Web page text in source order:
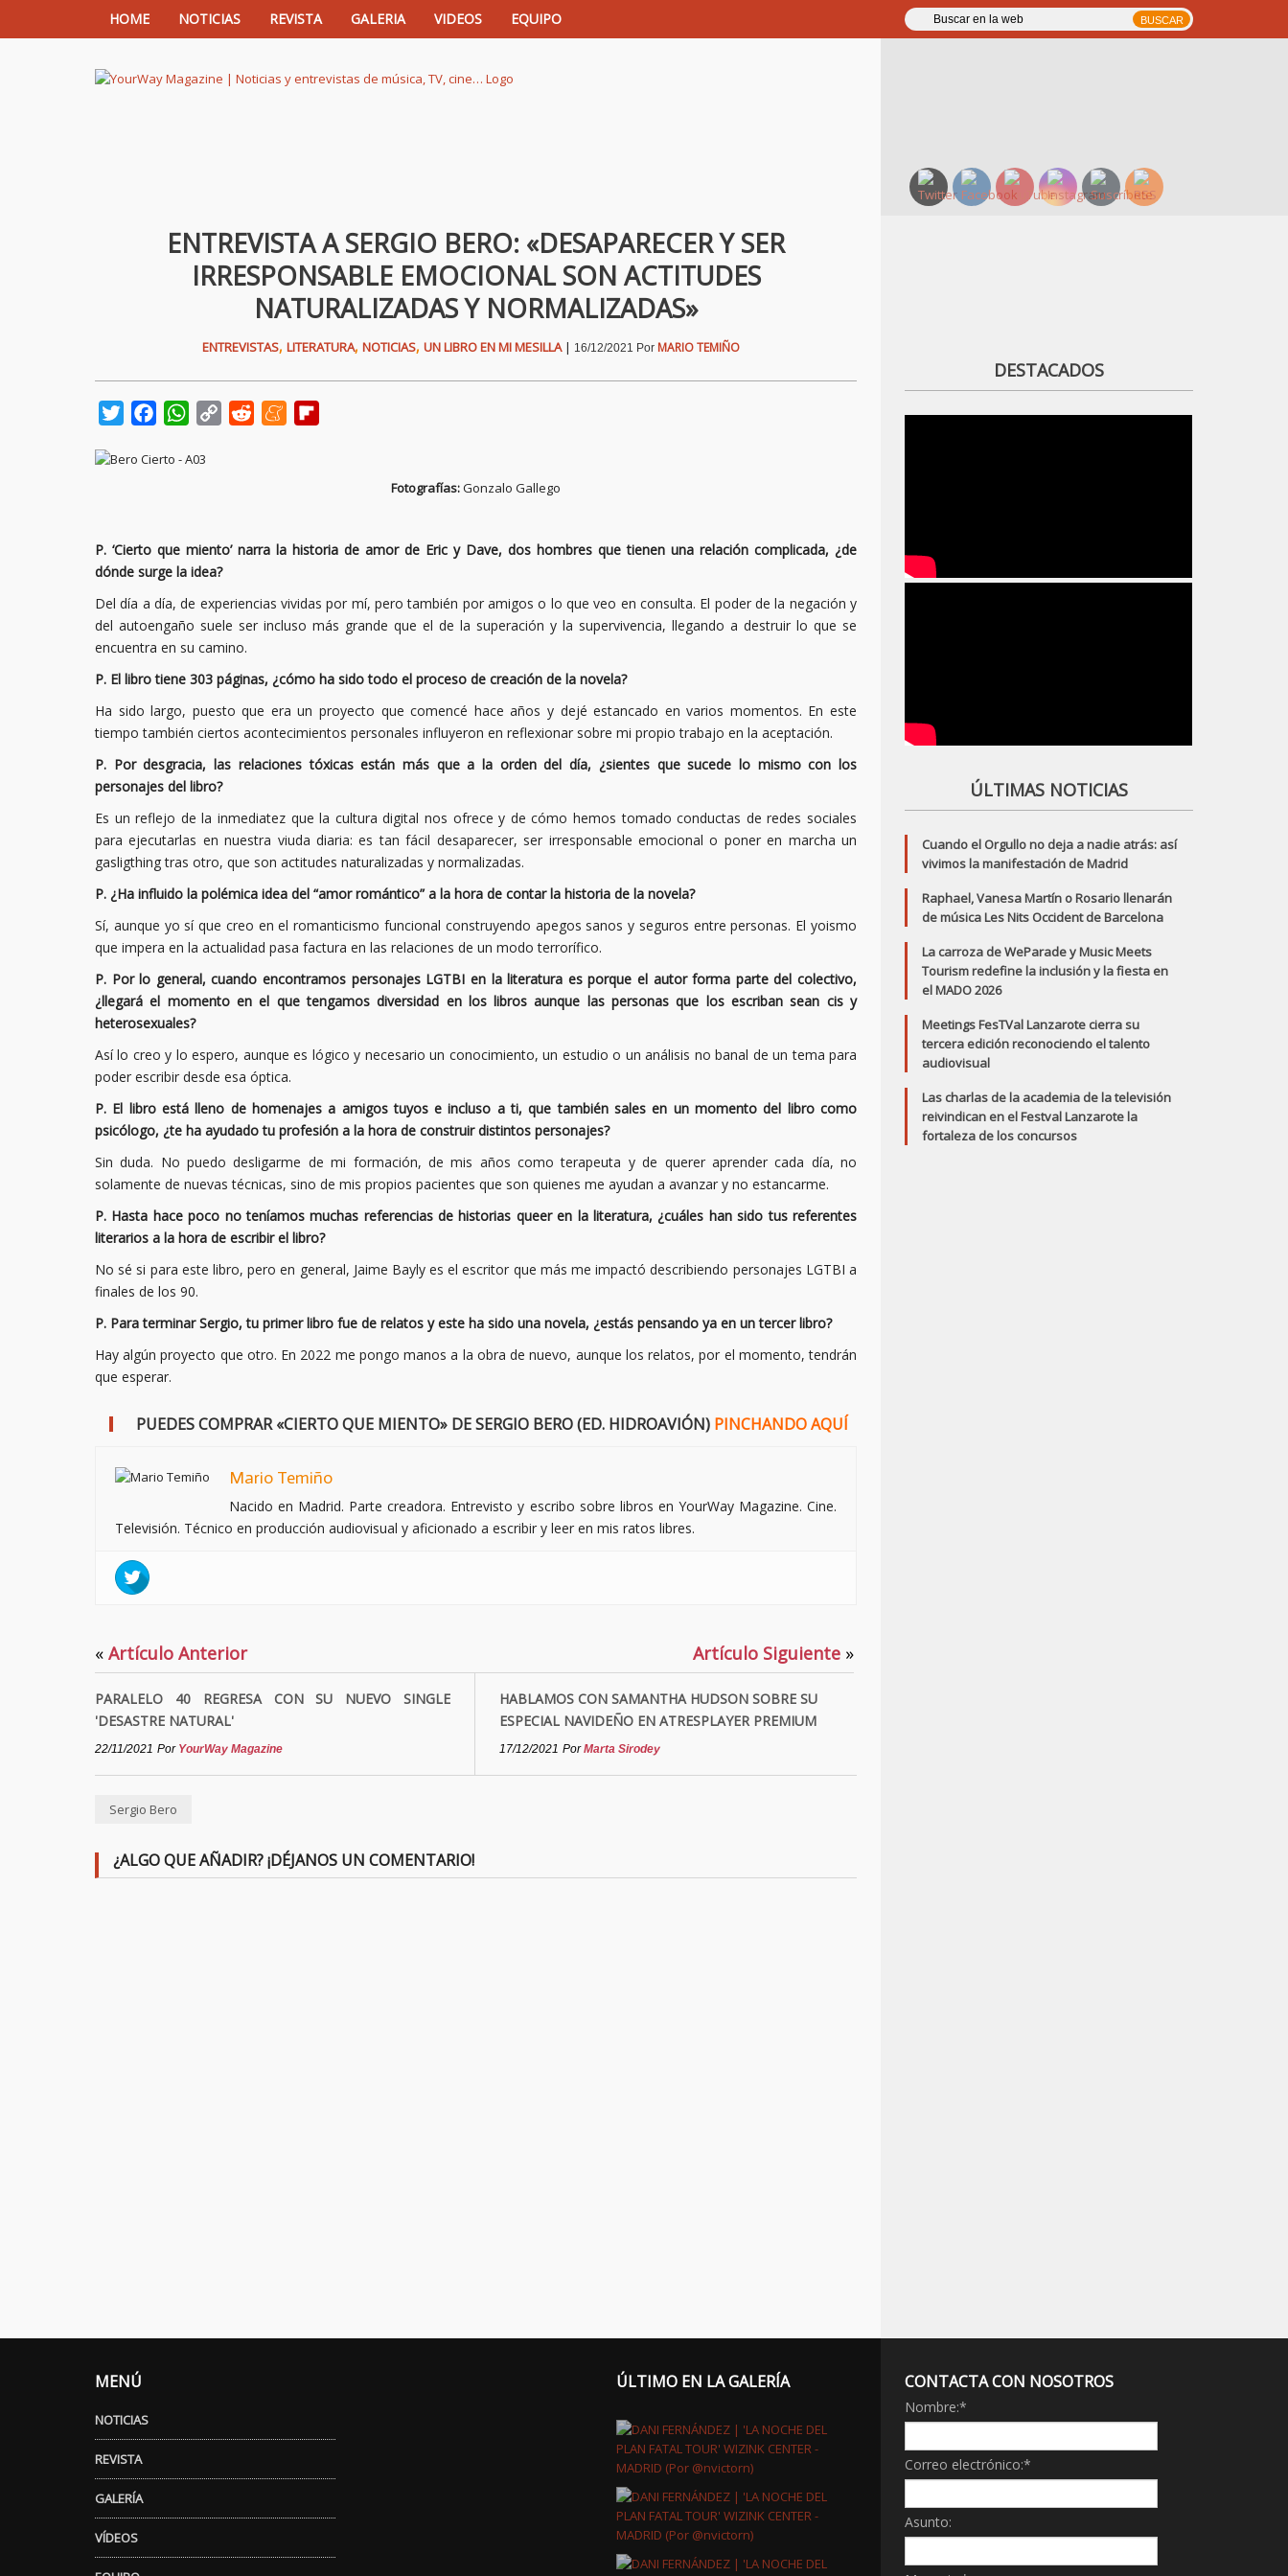
HOME NOTICIAS REVISTA GALERIA VIDEOS EQUIPO
ENTREVISTA A SERGIO BERO: «DESAPARECER Y SER
IRRESPONSABLE EMOCIONAL SON ACTITUDES
NATURALIZADAS Y NORMALIZADAS»
ENTREVISTAS, LITERATURA, NOTICIAS, UN LIBRO EN MI MESILLA| 16/12/2021 Por MARIO TEMIÑO
TwitterFacebookWhatsApp
Copy
Reddit Meneame
Fotografías:Gonzalo Gallego
P. ‘Cierto que miento’ narra la historia de amor de Eric y Dave, dos hombres que tienen una relación complicada, ¿de
dónde surge la idea?
Del día a día, de experiencias vividas por mí, pero también por amigos o lo que veo en consulta. El poder de la negación y
del autoengaño suele ser incluso más grande que el de la superación y la supervivencia, llegando a destruir lo que se
encuentra en su camino.
P. El libro tiene 303 páginas, ¿cómo ha sido todo el proceso de creación de la novela?
Ha sido largo, puesto que era un proyecto que comencé hace años y dejé estancado en varios momentos. En este
tiempo también ciertos acontecimientos personales influyeron en reflexionar sobre mi propio trabajo en la aceptación.
P. Por desgracia, las relaciones tóxicas están más que a la orden del día, ¿sientes que sucede lo mismo con los
personajes del libro?
Es un reflejo de la inmediatez que la cultura digital nos ofrece y de cómo hemos tomado conductas de redes sociales
para ejecutarlas en nuestra viuda diaria: es tan fácil desaparecer, ser irresponsable emocional o poner en marcha un
gasligthing tras otro, que son actitudes naturalizadas y normalizadas.
P. ¿Ha influido la polémica idea del “amor romántico” a la hora de contar la historia de la novela?
Sí, aunque yo sí que creo en el romanticismo funcional construyendo apegos sanos y seguros entre personas. El yoismo
que impera en la actualidad pasa factura en las relaciones de un modo terrorífico.
P. Por lo general, cuando encontramos personajes LGTBI en la literatura es porque el autor forma parte del colectivo,
¿llegará el momento en el que tengamos diversidad en los libros aunque las personas que los escriban sean cis y
heterosexuales?
Así lo creo y lo espero, aunque es lógico y necesario un conocimiento, un estudio o un análisis no banal de un tema para
poder escribir desde esa óptica.
P. El libro está lleno de homenajes a amigos tuyos e incluso a ti, que también sales en un momento del libro como
psicólogo, ¿te ha ayudado tu profesión a la hora de construir distintos personajes?
Sin duda. No puedo desligarme de mi formación, de mis años como terapeuta y de querer aprender cada día, no
solamente de nuevas técnicas, sino de mis propios pacientes que son quienes me ayudan a avanzar y no estancarme.
P. Hasta hace poco no teníamos muchas referencias de historias queer en la literatura, ¿cuáles han sido tus referentes
literarios a la hora de escribir el libro?
No sé si para este libro, pero en general, Jaime Bayly es el escritor que más me impactó describiendo personajes LGTBI a
finales de los 90.
P. Para terminar Sergio, tu primer libro fue de relatos y este ha sido una novela, ¿estás pensando ya en un tercer libro?
Hay algún proyecto que otro. En 2022 me pongo manos a la obra de nuevo, aunque los relatos, por el momento, tendrán
que esperar.
PUEDES COMPRAR «CIERTO QUE MIENTO» DE SERGIO BERO (ED. HIDROAVIÓN) PINCHANDO AQUÍ
Mario Temiño
Nacido en Madrid. Parte creadora. Entrevisto y escribo sobre libros en YourWay Magazine. Cine.
Televisión. Técnico en producción audiovisual y aficionado a escribir y leer en mis ratos libres.
« Artículo Anterior
PARALELO 40 REGRESA CON SU NUEVO SINGLE
'DESASTRE NATURAL'
22/11/2021 Por YourWay Magazine
Artículo Siguiente »
HABLAMOS CON SAMANTHA HUDSON SOBRE SU
ESPECIAL NAVIDEÑO EN ATRESPLAYER PREMIUM
17/12/2021 PorMarta Sirodey
Sergio Bero
¿ALGO QUE AÑADIR? ¡DÉJANOS UN COMENTARIO!
DESTACADOS
ÚLTIMAS NOTICIAS
Cuando el Orgullo no deja a nadie atrás: así
vivimos la manifestación de Madrid
Raphael, Vanesa Martín o Rosario llenarán
de música Les Nits Occident de Barcelona
La carroza de WeParade y Music Meets
Tourism redefine la inclusión y la fiesta en
el MADO 2026
Meetings FesTVal Lanzarote cierra su
tercera edición reconociendo el talento
audiovisual
Las charlas de la academia de la televisión
reivindican en el Festval Lanzarote la
fortaleza de los concursos
MENÚ
NOTICIAS
REVISTA
GALERÍA
VÍDEOS
ÚLTIMO EN LA GALERÍA CONTACTA CON NOSOTROS
Nombre:*
Correo electrónico:*
Asunto: